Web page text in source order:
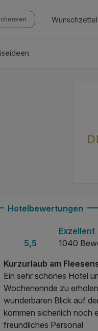
Wunschzettel
Hotelbewertungen
5,5
Exzellent
1040
Kurzurlaub am
Ein sehr schönes Hotel
Wochenennde zu
wunderbaren Blick auf
kommen sicherlich noch
freundliches Personal